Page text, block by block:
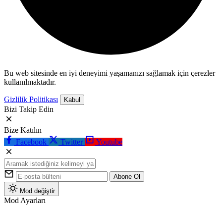
Bu web sitesinde en iyi deneyimi yaşamanızı sağlamak için çerezler
kullanılmaktadır.
Gizlilik Politikası Kabul
Bizi Takip Edin
Bize Katılın
Facebook
Twitter Youtube
Abone Ol
Mod değiştir
Mod Ayarları